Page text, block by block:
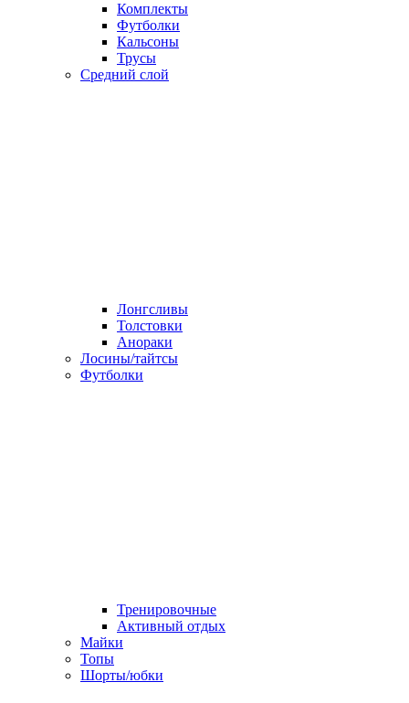
Комплекты
Футболки
Кальсоны
Трусы
Средний слой
Лонгсливы
Толстовки
Анораки
Лосины/тайтсы
Футболки
Тренировочные
Активный отдых
Майки
Топы
Шорты/юбки